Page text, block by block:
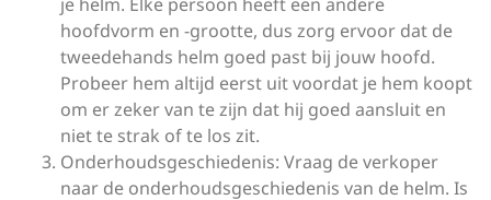
hoofdvorm en -grootte, dus zorg ervoor dat de
tweedehands helm goed past bij jouw hoofd.
Probeer hem altijd eerst uit voordat je hem koopt
om er zeker van te zijn dat hij goed aansluit en
niet te strak of te los zit.
Onderhoudsgeschiedenis: Vraag de verkoper
naar de onderhoudsgeschiedenis van de helm. Is